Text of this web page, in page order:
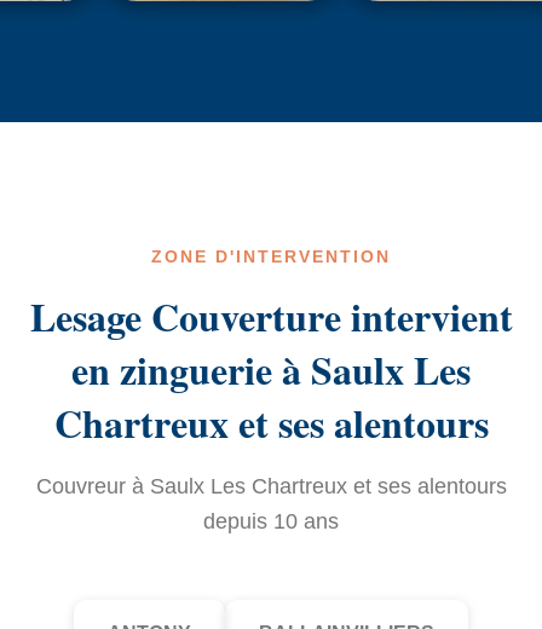
ZONE D'INTERVENTION
Lesage Couverture intervient
en zinguerie à Saulx Les
Chartreux et ses alentours
Couvreur à Saulx Les Chartreux et ses alentours
depuis 10 ans